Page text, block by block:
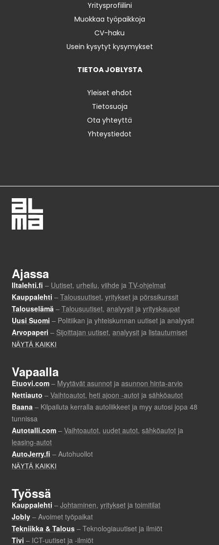
Yritysprofiilini
Muokkaa työpaikkoja
CV-haku
Usein kysytyt kysymykset
TIETOA JOBLYSTA
Yleiset ehdot
Tietosuoja
Ota yhteyttä
Yhteystiedot